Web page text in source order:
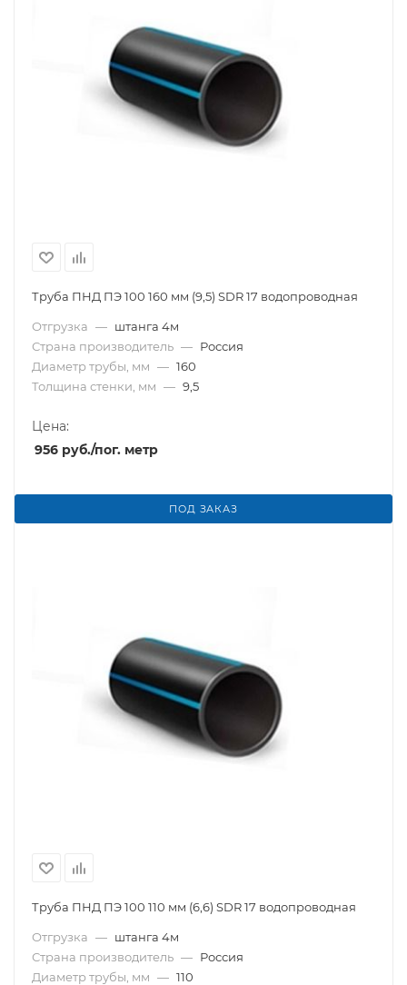
Труба ПНД ПЭ 100 160 мм (9,5) SDR 17 водопроводная
Отгрузка — штанга 4м
Страна производитель — Россия
Диаметр трубы, мм — 160
Толщина стенки, мм — 9,5
Цена:
956 руб./пог. метр
ПОД ЗАКАЗ
Труба ПНД ПЭ 100 110 мм (6,6) SDR 17 водопроводная
Отгрузка — штанга 4м
Страна производитель — Россия
Диаметр трубы, мм — 110